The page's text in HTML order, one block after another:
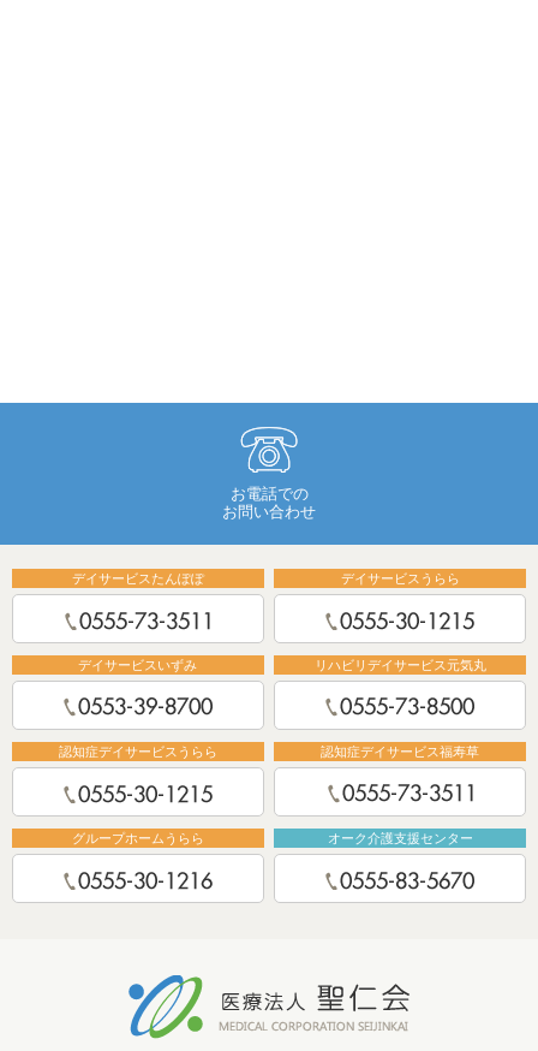
お電話での
お問い合わせ
デイサービスたんぽぽ デイサービスうらら
デイサービスいずみ リハビリデイサービス元気丸
認知症デイサービスうらら 認知症デイサービス福寿草
グループホームうらら オーク介護支援センター